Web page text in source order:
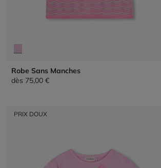
Robe Sans Manches
dès 75,00 €
PRIX DOUX